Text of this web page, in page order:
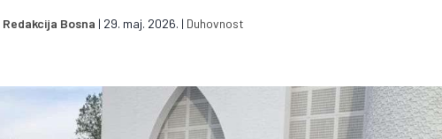
Redakcija Bosna | 29. maj. 2026. | Duhovnost